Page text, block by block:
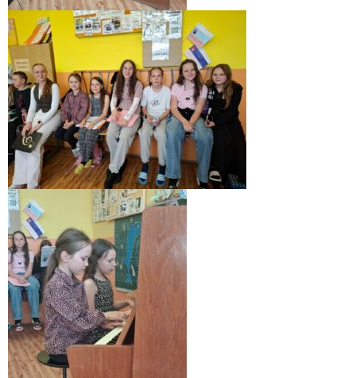
- Dokumenty minedu a statpedu
- Prijímacie konanie
- Aktuality
- Informácia pre uchádzača o zamestnanie
- Termíny školských prázdnin
Projekty
- Talentík
- Pódium mladých umelcov
- Cesta za umením
- Projekt Zuška do uška
Galéria